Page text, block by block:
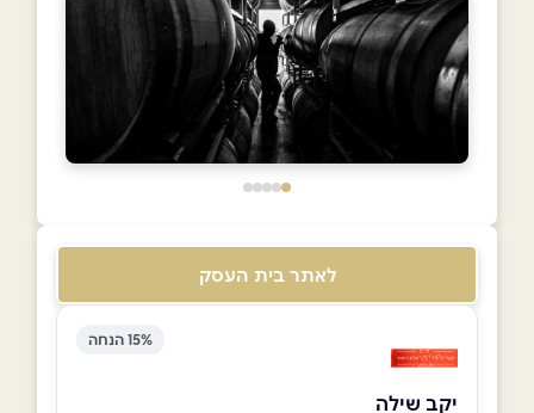
לאתר בית העסק
15% הנחה
יקב שילה